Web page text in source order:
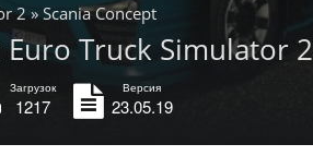
2 » Scania Concept
Euro Truck Simulator
Загрузок
1217
Версия
23.05.19